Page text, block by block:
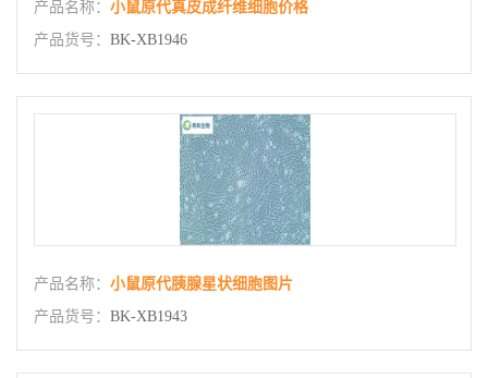
产品名称： 小鼠原代真皮成纤维细胞价格
产品货号： BK-XB1946
产品名称： 小鼠原代胰腺星状细胞图片
产品货号： BK-XB1943